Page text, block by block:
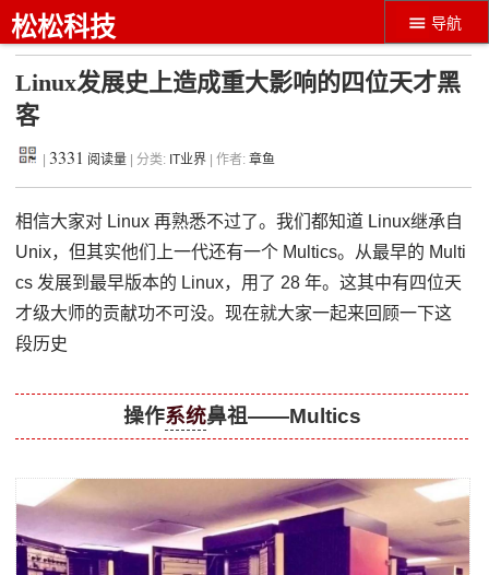
导航
松松科技
Linux发展史上造成重大影响的四位天才黑
客
3331 阅读量 | 分类: IT业界 | 作者:章鱼
相信大家对 Linux 再熟悉不过了。我们都知道 Linux继承自
Unix，但其实他们上一代还有一个 Multics。从最早的 Multi
cs 发展到最早版本的 Linux，用了 28 年。这其中有四位天
才级大师的贡献功不可没。现在就大家一起来回顾一下这
段历史
操作系统鼻祖——Multics